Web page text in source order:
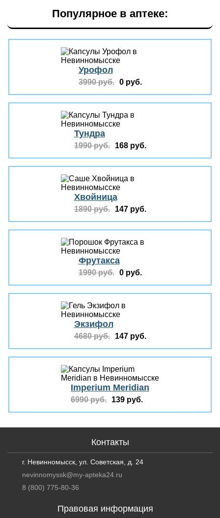
Популярное в аптеке:
Урофол
3990 руб. 0 руб.
Тундра
1990 руб. 168 руб.
Хвойница
1890 руб. 147 руб.
Фрутакса
1990 руб. 0 руб.
Экзифол
4680 руб. 147 руб.
Imperium Meridian
6990 руб. 139 руб.
Правовая информация
Контакты
г. Невинномысск, ул. Советская, д. 24
nevinnomyssk@my-apteka24.ru
8 (800) 775-80-36